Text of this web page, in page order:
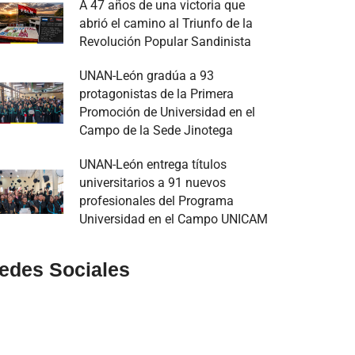
A 47 años de una victoria que
abrió el camino al Triunfo de la
Revolución Popular Sandinista
UNAN-León gradúa a 93
protagonistas de la Primera
Promoción de Universidad en el
Campo de la Sede Jinotega
UNAN-León entrega títulos
universitarios a 91 nuevos
profesionales del Programa
Universidad en el Campo UNICAM
Sociales